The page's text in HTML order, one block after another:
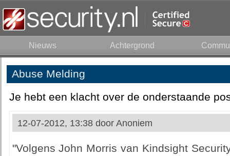
Nieuws Achtergrond
Abuse Melding
Je hebt een klacht over de onderstaande
12-07-2012, 13:38 door Anoniem
"Volgens John Morris van Kindsight